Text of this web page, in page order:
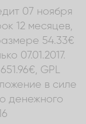
07 ноября
12 месяцев,
54.33€
07.01.2017.
GPL
в силе
денежного